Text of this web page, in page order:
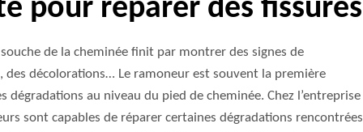
pour réparer des fissures
de la cheminée finit par montrer des signes de
des décolorations… Le ramoneur est souvent la première
dégradations au niveau du pied de cheminée. Chez l’entreprise
sont capables de réparer certaines dégradations rencontrées